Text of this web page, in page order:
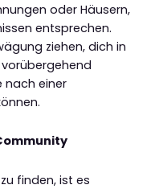
oder Häusern,
entsprechen.
ziehen, dich in
nach einer
finden, ist es